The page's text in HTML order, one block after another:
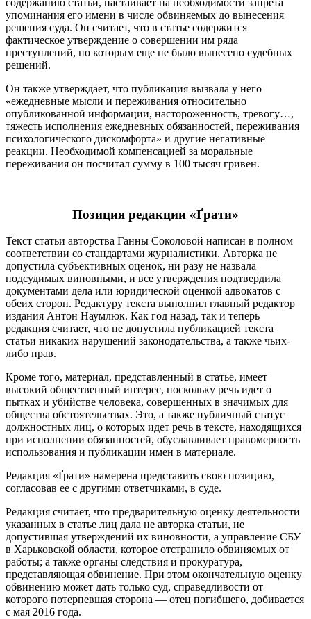
содержанию статьи, настаивает на необходимости запрета
упоминания его имени в числе обвиняемых до вынесения
решения суда. Он считает, что в статье содержится
фактическое утверждение о совершении им ряда
преступлений, по которым еще не было вынесено судебных
решений.
Он также утверждает, что публикация вызвала у него
«ежедневные мысли и переживания относительно
опубликованной информации, настороженность, тревогу…,
тяжесть исполнения ежедневных обязанностей, переживания
психологического дискомфорта» и другие негативные
реакции. Необходимой компенсацией за моральные
переживания он посчитал сумму в 100 тысяч гривен.
Позиция редакции «Ґрати»
Текст статьи авторства Ганны Соколовой написан в полном
соответствии со стандартами журналистики. Авторка не
допустила субъективных оценок, ни разу не назвала
подсудимых виновными, и все утверждения подтвердила
документами дела или юридической оценкой адвокатов с
обеих сторон. Редактуру текста выполнил главный редактор
издания Антон Наумлюк. Как год назад, так и теперь
редакция считает, что не допустила публикацией текста
статьи никаких нарушений законодательства, а также чьих-
либо прав.
Кроме того, материал, представленный в статье, имеет
высокий общественный интерес, поскольку речь идет о
пытках и убийстве человека, совершенных в значимых для
общества обстоятельствах. Это, а также публичный статус
должностных лиц, о которых идет речь в тексте, находящихся
при исполнении обязанностей, обуславливает правомерность
использования и публикации имен в материале.
Редакция «Ґрати» намерена представить свою позицию,
согласовав ее с другими ответчиками, в суде.
Редакция считает, что предварительную оценку деятельности
указанных в статье лиц дала не авторка статьи, не
допустившая утверждений их виновности, а управление СБУ
в Харьковской области, которое отстранило обвиняемых от
работы; а также органы следствия и прокуратура,
представляющая обвинение. При этом окончательную оценку
обвинению может дать только суд, справедливости от
которого потерпевшая сторона — отец погибшего, добивается
с мая 2016 года.